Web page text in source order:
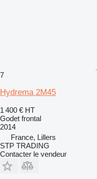
7
Hydrema 2M45
1 400 € HT
Godet frontal
2014
France, Lillers
STP TRADING
Contacter le vendeur